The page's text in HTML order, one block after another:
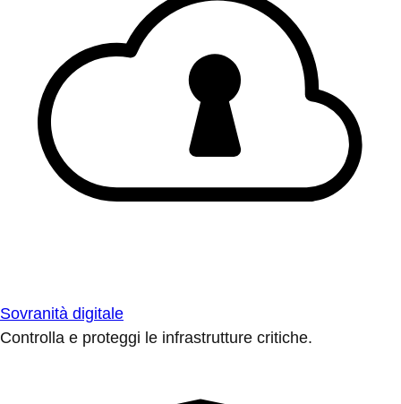
Sovranità digitale
Controlla e proteggi le infrastrutture critiche.